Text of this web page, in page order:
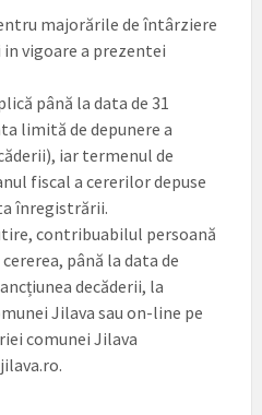
majorările de întârziere
vigoare a prezentei
până la data de 31
limită de depunere a
iar termenul de
fiscal a cererilor depuse
înregistrării.
contribuabilul persoană
până la data de
decăderii, la
Jilava sau on-line pe
comunei Jilava